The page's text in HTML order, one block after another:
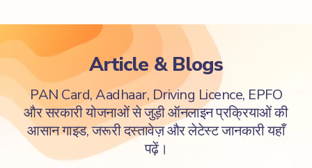
Article & Blogs
PAN Card, Aadhaar, Driving Licence, EPFO
और सरकारी योजनाओं से जुड़ी ऑनलाइन प्रक्रियाओं की
आसान गाइड, जरूरी दस्तावेज़ और लेटेस्ट जानकारी यहाँ
पढ़ें।